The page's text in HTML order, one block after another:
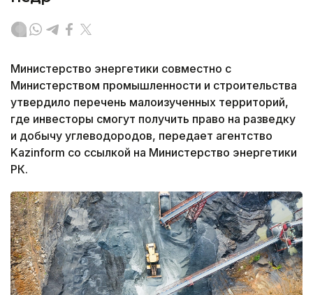
Министерство энергетики совместно с
Министерством промышленности и строительства
утвердило перечень малоизученных территорий,
где инвесторы смогут получить право на разведку
и добычу углеводородов, передает агентство
Kazinform со ссылкой на Министерство энергетики
РК.